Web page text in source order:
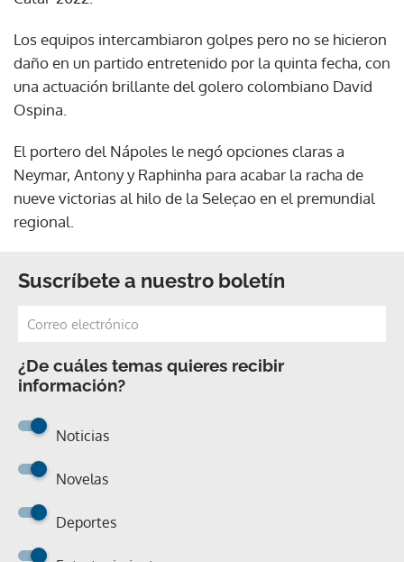
Los equipos intercambiaron golpes pero no se hicieron
daño en un partido entretenido por la quinta fecha, con
una actuación brillante del golero colombiano David
Ospina.
El portero del Nápoles le negó opciones claras a
Neymar, Antony y Raphinha para acabar la racha de
nueve victorias al hilo de la Seleçao en el premundial
regional.
Suscríbete a nuestro boletín
¿De cuáles temas quieres recibir
información?
Noticias
Novelas
Deportes